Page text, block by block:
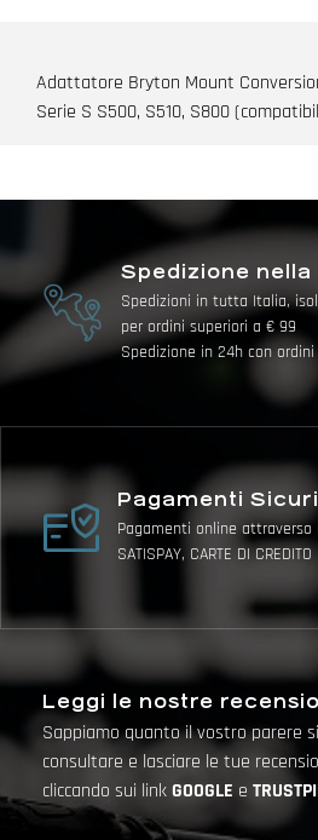
Adattatore Bryton Mount
Serie S S500, S510, S800
Spedizione nella
Spedizioni in tutta Italia,
per ordini superiori a € 99
Spedizione in 24h con ordini
Pagamenti Sicuri
Pagamenti online attraverso
SATISPAY, CARTE DI CREDITO
Leggi le nostre
Sappiamo quanto il vostro parere
consultare e lasciare le tue
cliccando sui linkGOOGLE e